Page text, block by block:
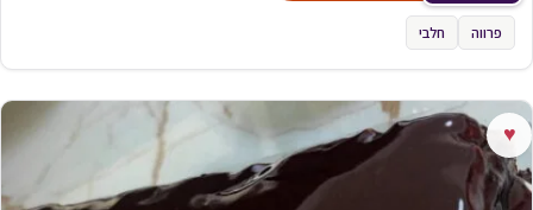
פרווה חלבי
♥